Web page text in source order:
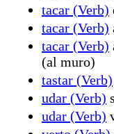
tacar (Verb)
tacar (Verb)
tacar (Verb)
(al muro)
tastar (Verb)
udar (Verb)
udar (Verb)